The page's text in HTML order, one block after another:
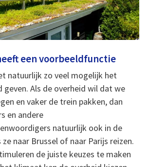
een voorbeeldfunctie
natuurlijk zo veel mogelijk het
geven. Als de overheid wil dat we
en vaker de trein pakken, dan
en andere
natuurlijk ook in de
naar Brussel of naar Parijs reizen.
de juiste keuzes te maken